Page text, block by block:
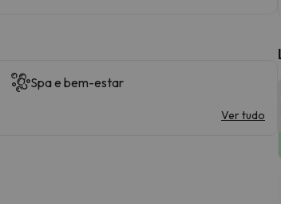
Spa e bem-estar
Ver tudo